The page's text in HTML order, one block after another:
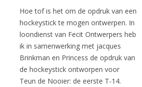
Hoe tof is het om de opdruk van een
hockeystick te mogen ontwerpen. In
loondienst van Fecit Ontwerpers heb
ik in samenwerking met jacques
Brinkman en Princess de opdruk van
de hockeystick ontworpen voor
Teun de Nooier: de eerste T-14.